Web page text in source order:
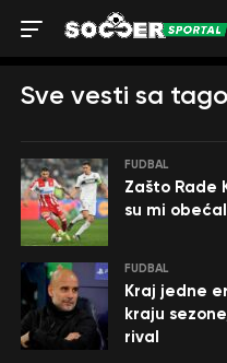
Sve vesti sa
FUDBAL
Zašto Rade
su mi
FUDBAL
Kraj jedne
kraju
rival